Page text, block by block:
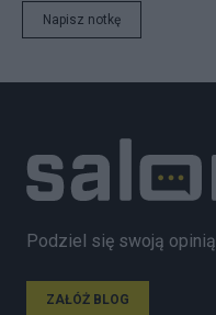
Napisz notkę
Podziel się swoją opinią
ZAŁÓŻ BLOG